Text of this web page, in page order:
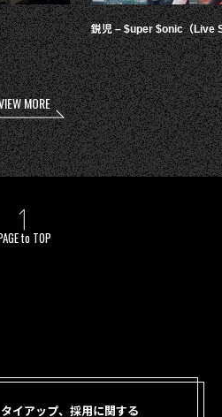
鋭児 – $uper $onic（Live
MORE
to TOP
イアップ、採用に関する